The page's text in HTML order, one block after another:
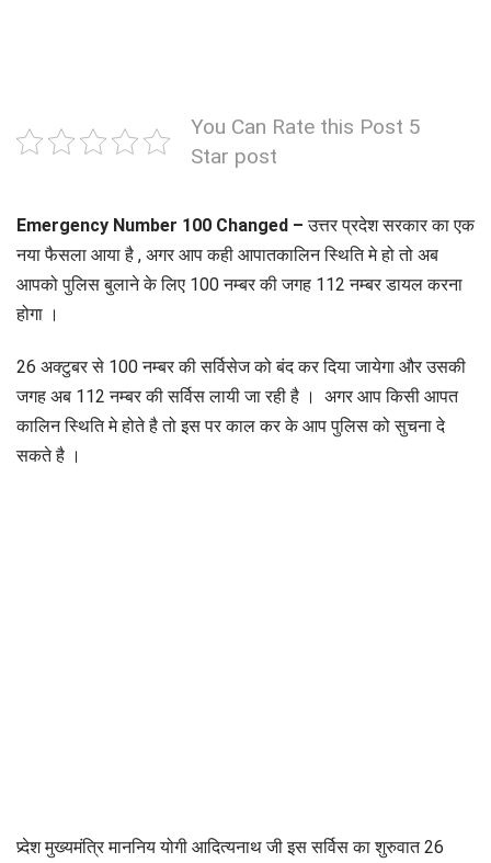
You Can Rate this Post 5
Star post
Emergency Number 100 Changed – उत्तर प्रदेश सरकार का एक
नया फैसला आया है , अगर आप कही आपातकालिन स्थिति मे हो तो अब
आपको पुलिस बुलाने के लिए 100 नम्बर की जगह 112 नम्बर डायल करना
होगा ।
26 अक्टुबर से 100 नम्बर की सर्विसेज को बंद कर दिया जायेगा और उसकी
जगह अब 112 नम्बर की सर्विस लायी जा रही है । अगर आप किसी आपत
कालिन स्थिति मे होते है तो इस पर काल कर के आप पुलिस को सुचना दे
सकते है ।
प्र्देश मुख्यमंत्रि माननिय योगी आदित्यनाथ जी इस सर्विस का शुरुवात 26